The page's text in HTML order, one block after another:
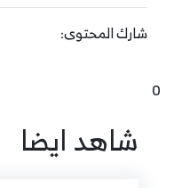
شارك المحتوى:
0
شاهد ايضا